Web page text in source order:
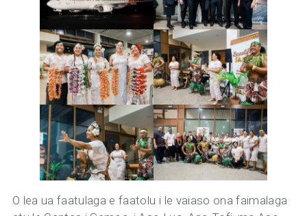
O lea ua faatulaga e faatolu i le vaiaso ona faimalaga